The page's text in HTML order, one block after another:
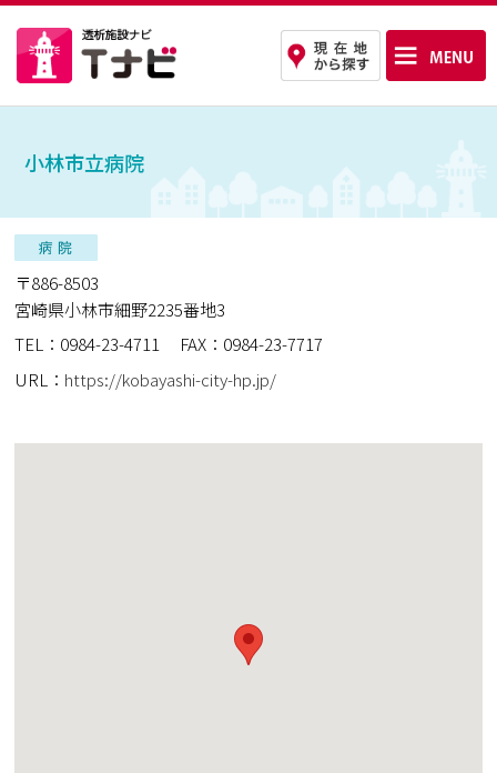
小林市立病院
〒886-8503
宮崎県小林市細野2235番地3
TEL：0984-23-4711
FAX：0984-23-7717
URL： https://kobayashi-city-hp.jp/